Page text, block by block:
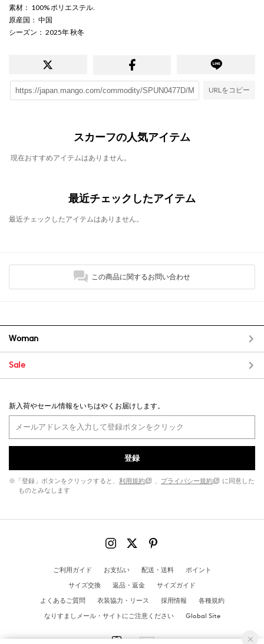
素材 ： 100% ポリエステル.
原産国 ： 中国
シーズン ： 2025年 秋冬
URLをコピー
スカーフの人気アイテム
現在おすすめアイテムはありません。
最近チェックしたアイテム
最近チェックしたアイテムはありません。
この商品に関するお問い合わせ
Woman
Sale
新入荷やセール情報をいちはやくお届けします。
登録
※「登録」ボタンをクリックすると、 利用規約 、 プライバシー規約
に同意した
ものとみなします
ご利用ガイド お支払い 配送・送料
ポイント
サイズ交換
返品・返金
サイズガイド
よくあるご質問
衣装協力・リース 採用情報
各種規約
なりすましメール・サイトにご注意ください
Global Site